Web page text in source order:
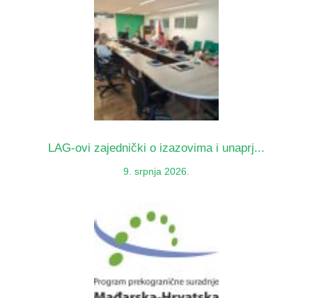
LAG-ovi zajednički o izazovima i unaprj...
9. srpnja 2026.